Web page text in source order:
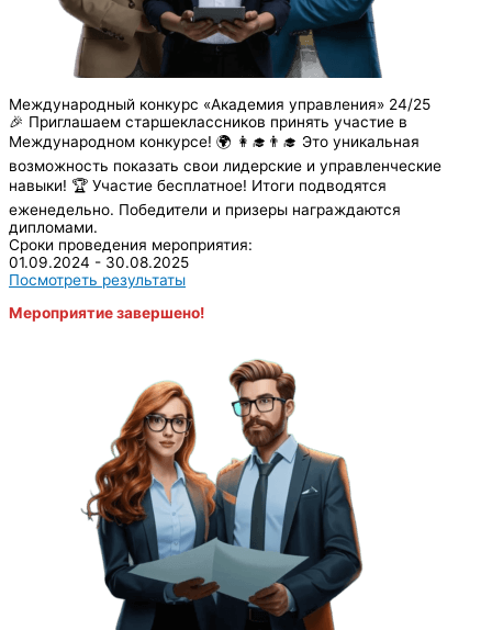
Международный конкурс «Академия управления» 24/25
🎉 Приглашаем старшеклассников принять участие в
Международном конкурсе! 🌍 👩‍🎓👨‍🎓 Это уникальная
возможность показать свои лидерские и управленческие
навыки! 🏆 Участие бесплатное! Итоги подводятся
еженедельно. Победители и призеры награждаются
дипломами.
Сроки проведения мероприятия:
01.09.2024 - 30.08.2025
Посмотреть результаты
Мероприятие завершено!